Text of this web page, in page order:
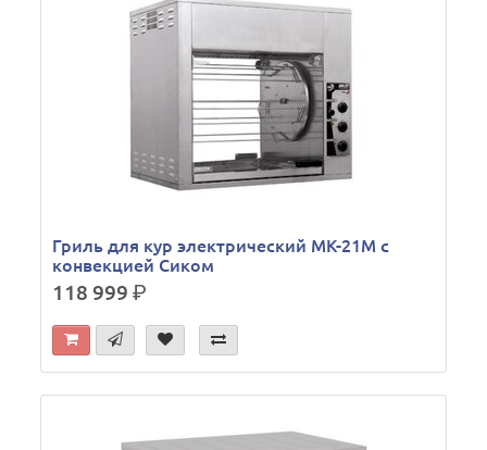
Гриль для кур электрический МК-21М с
конвекцией Сиком
118 999р.